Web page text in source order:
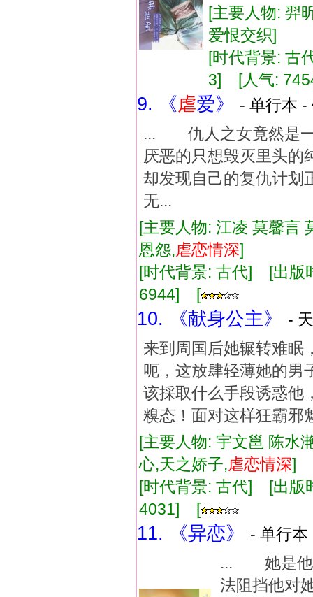
[主要人物:
爱恨交织]
[时代背景:
3] [人气:
9. 《虐爱》
- 单行本
... 仇人之女竟然是
厌恶的只想毁灭里
却发现自己的复仇计
无...
[主要人物: 江凌 莫馨
恩怨,虐恋情深]
[时代背景: 古代] [出
6944] [
10. 《献身公主》
-
来到周国后她辗转难眠
呃，这放肆轻薄她的男
该採取什么手段诱惑他
糗态！面对这样狂霸邪
[主要人物: 宇文邕 陈
心,天之娇子,虐恋情深]
[时代背景: 古代] [出
4031] [
11. 《异恋》
- 单行
... 她是他
法阻挡他对